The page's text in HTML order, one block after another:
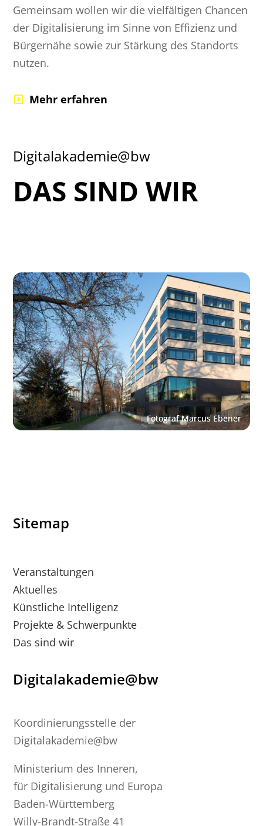
Gemeinsam wollen wir die vielfältigen Chancen
der Digitalisierung im Sinne von Effizienz und
Bürgernähe sowie zur Stärkung des Standorts
nutzen.
Mehr erfahren
Digitalakademie@bw
DAS SIND WIR
Sitemap
Veranstaltungen
Aktuelles
Künstliche Intelligenz
Projekte & Schwerpunkte
Das sind wir
Digitalakademie@bw
Koordinierungsstelle der
Digitalakademie@bw
Ministerium des Inneren,
für Digitalisierung und Europa
Baden-Württemberg
Willy-Brandt-Straße 41